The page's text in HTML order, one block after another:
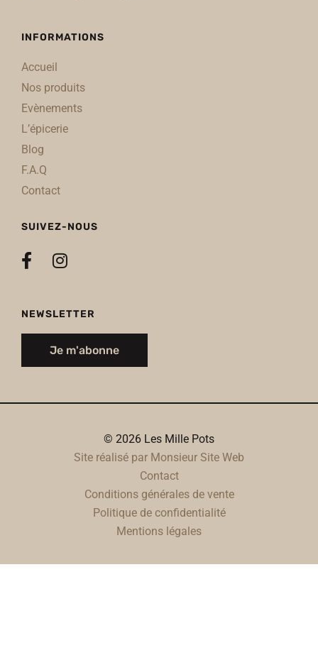
INFORMATIONS
Accueil
Nos produits
Evènements
L’épicerie
Blog
F.A.Q
Contact
SUIVEZ-NOUS
NEWSLETTER
Je m'abonne
© 2026 Les Mille Pots
Site réalisé par Monsieur Site Web
Contact
Conditions générales de vente
Politique de confidentialité
Mentions légales